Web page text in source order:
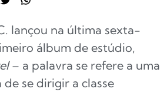
lançou na última sexta-
álbum de estúdio,
– a palavra se refere a uma
se dirigir a classe